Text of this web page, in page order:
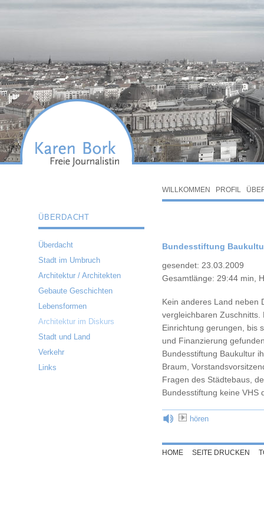
Bundesstiftung
gesendet: 23.03.2009
Gesamtlänge: 29:44 min,
Kein anderes Land neben
vergleichbaren
Einrichtung gerungen, bis
und Finanzierung
Bundesstiftung Baukultur
Braum,
Fragen des Städtebaus,
Bundesstiftung keine VHS
hören
HOME SEITE DRUCKEN
WILLKOMMEN PROFIL
ÜBERDACHT
Überdacht
Stadt im Umbruch
Architektur / Architekten
Gebaute Geschichten
Lebensformen
Architektur im Diskurs
Stadt und Land
Verkehr
Links